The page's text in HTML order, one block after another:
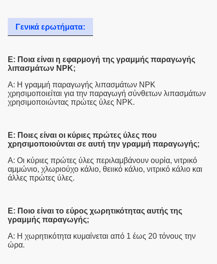
Γενικά ερωτήματα:
Ε: Ποια είναι η εφαρμογή της γραμμής παραγωγής
λιπασμάτων NPK;
Α: Η γραμμή παραγωγής λιπασμάτων NPK
χρησιμοποιείται για την παραγωγή σύνθετων λιπασμάτων
χρησιμοποιώντας πρώτες ύλες NPK.
Ε: Ποιες είναι οι κύριες πρώτες ύλες που
χρησιμοποιούνται σε αυτή την γραμμή παραγωγής;
Α: Οι κύριες πρώτες ύλες περιλαμβάνουν ουρία, νιτρικό
αμμώνιο, χλωριούχο κάλιο, θειικό κάλιο, νιτρικό κάλιο και
άλλες πρώτες ύλες.
Ε: Ποιο είναι το εύρος χωρητικότητας αυτής της
γραμμής παραγωγής;
Α: Η χωρητικότητα κυμαίνεται από 1 έως 20 τόνους την
ώρα.